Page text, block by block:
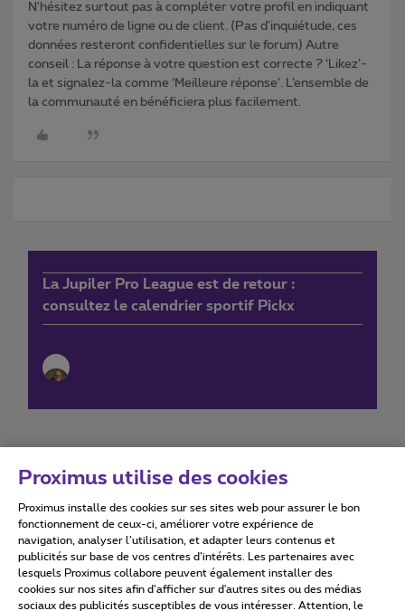
N'hésitez surtout pas à compléter votre profil en indiquant
votre numéro de ligne ou de client. (Pas d'inquiétude, ces
données resteront confidentielles sur le forum) Autre
conseil : La réponse à votre question est correcte ? ‘Likez’-
la et signalez-la comme ‘Meilleure réponse’. L’ensemble de
la communauté en bénéficiera plus facilement.
La Jupiler Pro League est de retour :
consultez le calendrier sportif Pickx
Conditions d'utilisation Accessibility statement
Proximus utilise des cookies
Proximus installe des cookies sur ses sites web pour assurer le bon
fonctionnement de ceux-ci, améliorer votre expérience de
navigation, analyser l’utilisation, et adapter leurs contenus et
publicités sur base de vos centres d’intérêts. Les partenaires avec
lesquels Proximus collabore peuvent également installer des
cookies sur nos sites afin d’afficher sur d'autres sites ou des médias
sociaux des publicités susceptibles de vous intéresser. Attention, le